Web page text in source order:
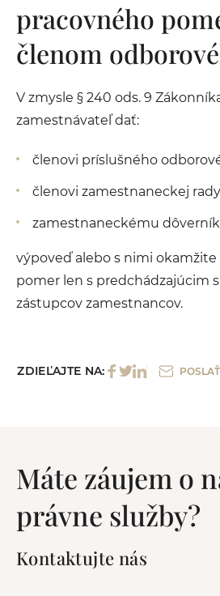
pracovného
členom
V zmysle § 240 ods. 9
zamestnávateľ dať:
členovi príslušného
členovi zamestnaneckej
zamestnaneckému
výpoveď alebo s nimi
pomer len s predchádzajúcim
zástupcov zamestnancov.
ZDIEĽAJTE NA:
Máte záujem o
právne služby?
Kontaktujte nás